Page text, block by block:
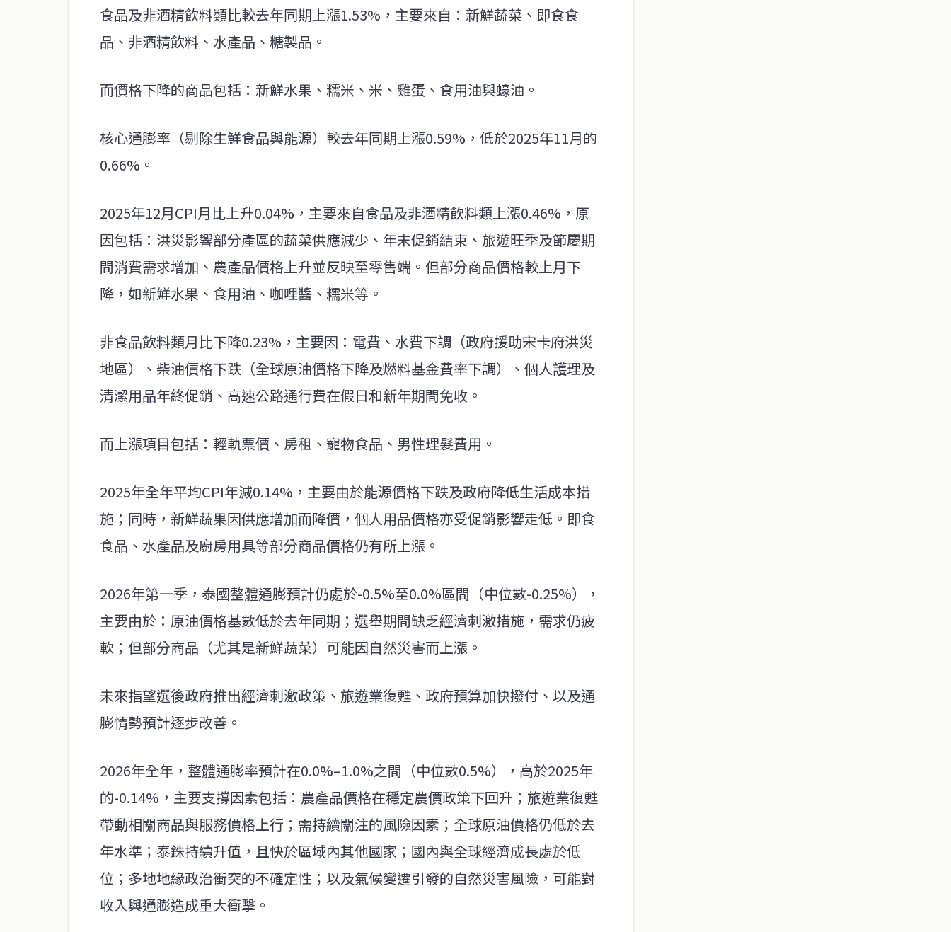
食品及非酒精飲料類比較去年同期上漲1.53%，主要來自：新鮮蔬菜、即食食
品、非酒精飲料、水產品、糖製品。
而價格下降的商品包括：新鮮水果、糯米、米、雞蛋、食用油與蠔油。
核心通膨率（剔除生鮮食品與能源）較去年同期上漲0.59%，低於2025年11月的
0.66%。
2025年12月CPI月比上升0.04%，主要來自食品及非酒精飲料類上漲0.46%，原
因包括：洪災影響部分產區的蔬菜供應減少、年末促銷結束、旅遊旺季及節慶期
間消費需求增加、農產品價格上升並反映至零售端。但部分商品價格較上月下
降，如新鮮水果、食用油、咖哩醬、糯米等。
非食品飲料類月比下降0.23%，主要因：電費、水費下調（政府援助宋卡府洪災
地區）、柴油價格下跌（全球原油價格下降及燃料基金費率下調）、個人護理及
清潔用品年終促銷、高速公路通行費在假日和新年期間免收。
而上漲項目包括：輕軌票價、房租、寵物食品、男性理髮費用。
2025年全年平均CPI年減0.14%，主要由於能源價格下跌及政府降低生活成本措
施；同時，新鮮蔬果因供應增加而降價，個人用品價格亦受促銷影響走低。即食
食品、水產品及廚房用具等部分商品價格仍有所上漲。
2026年第一季，泰國整體通膨預計仍處於-0.5%至0.0%區間（中位數-0.25%），
主要由於：原油價格基數低於去年同期；選舉期間缺乏經濟刺激措施，需求仍疲
軟；但部分商品（尤其是新鮮蔬菜）可能因自然災害而上漲。
未來指望選後政府推出經濟刺激政策、旅遊業復甦、政府預算加快撥付、以及通
膨情勢預計逐步改善。
2026年全年，整體通膨率預計在0.0%–1.0%之間（中位數0.5%），高於2025年
的-0.14%，主要支撐因素包括：農產品價格在穩定農價政策下回升；旅遊業復甦
帶動相關商品與服務價格上行；需持續關注的風險因素；全球原油價格仍低於去
年水準；泰銖持續升值，且快於區域內其他國家；國內與全球經濟成長處於低
位；多地地緣政治衝突的不確定性；以及氣候變遷引發的自然災害風險，可能對
收入與通膨造成重大衝擊。